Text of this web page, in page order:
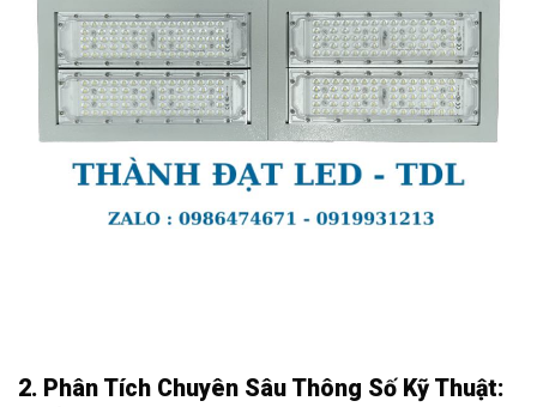
2. Phân Tích Chuyên Sâu Thông Số Kỹ Thuật: